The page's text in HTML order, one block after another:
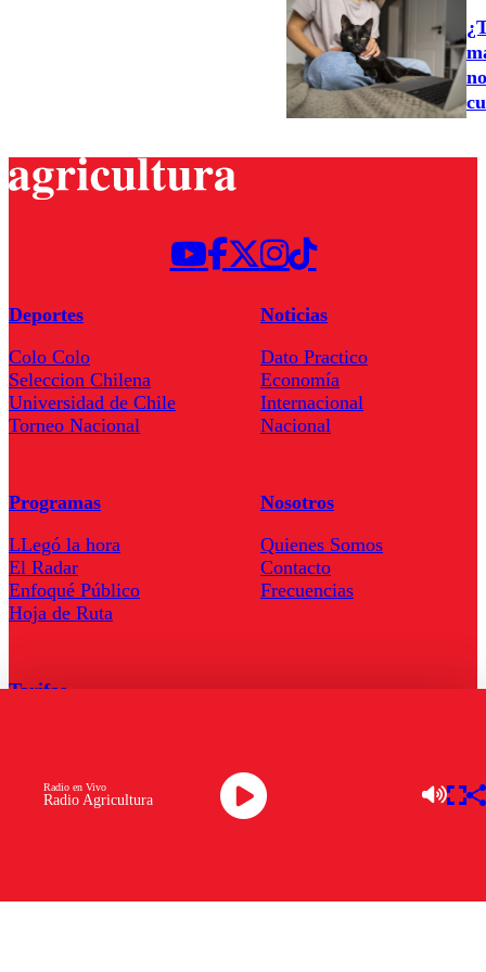
Radio Agricultura
Radio en Vivo
Deportes
Colo Colo
Seleccion Chilena
Universidad de Chile
Torneo Nacional
Noticias
Dato Practico
Economía
Internacional
Nacional
Programas
LLegó la hora
El Radar
Enfoqué Público
Hoja de Ruta
Nosotros
Quienes Somos
Contacto
Frecuencias
Tarifas
Descarga la APP